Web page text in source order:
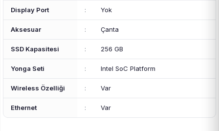
Display Port : Yok
Aksesuar : Çanta
SSD Kapasitesi : 256 GB
Yonga Seti : Intel SoC Platform
Wireless Özelliği : Var
Ethernet : Var